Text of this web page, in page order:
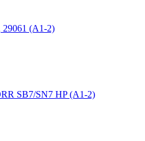
29061 (А1-2)
SB7/SN7 HP (А1-2)